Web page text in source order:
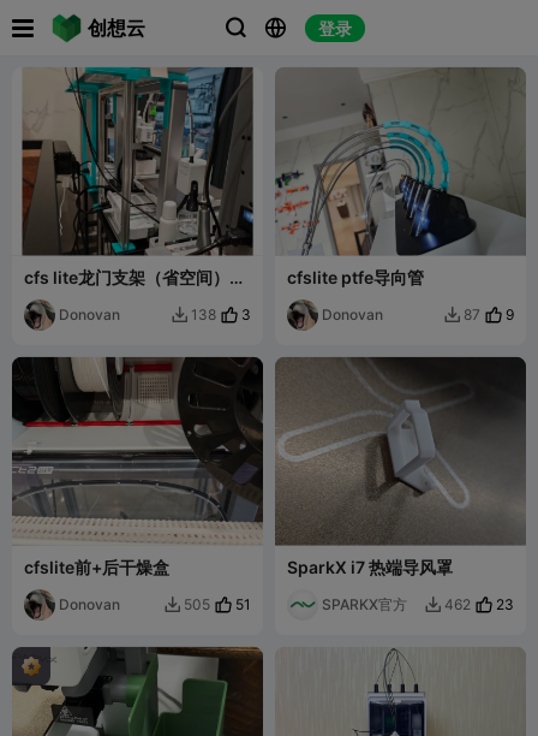
创想云   登录
 
cfs lite龙门支架（省空间）
（超省料510g搞定）（铝型
材） Donovan  138 3
cfslite ptfe导向管
Donovan  87 9
cfslite前+后干燥盒
Donovan  505 51
SparkX i7 热端导风罩
SPARKX官方  462 23